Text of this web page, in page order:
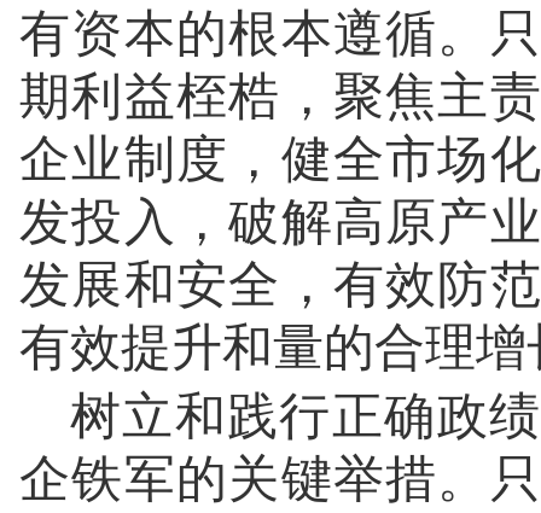
有资本的根本遵循。
期利益桎梏，聚焦主
企业制度，健全市场
发投入，破解高原产
发展和安全，有效防
有效提升和量的合理增
树立和践行正确政
企铁军的关键举措。